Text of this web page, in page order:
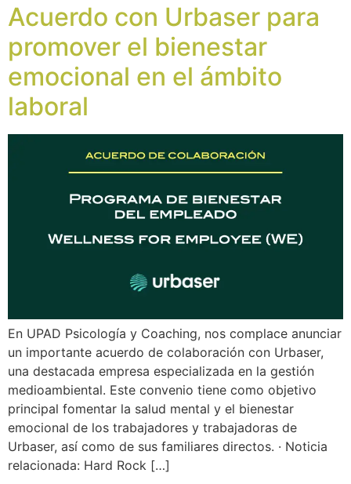
Acuerdo con Urbaser para
promover el bienestar
emocional en el ámbito
laboral
En UPAD Psicología y Coaching, nos complace anunciar
un importante acuerdo de colaboración con Urbaser,
una destacada empresa especializada en la gestión
medioambiental. Este convenio tiene como objetivo
principal fomentar la salud mental y el bienestar
emocional de los trabajadores y trabajadoras de
Urbaser, así como de sus familiares directos. · Noticia
relacionada: Hard Rock […]